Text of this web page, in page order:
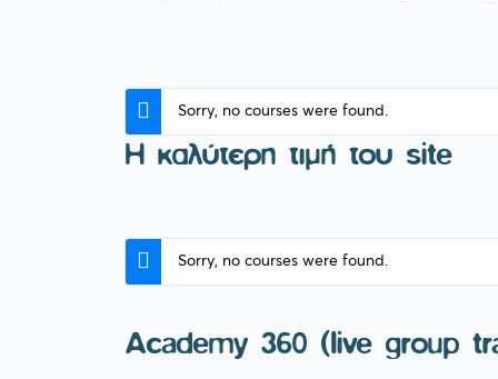
Sorry, no courses were found.
Η καλύτερη τιμή του site
Sorry, no courses were found.
Academy 360 (live group